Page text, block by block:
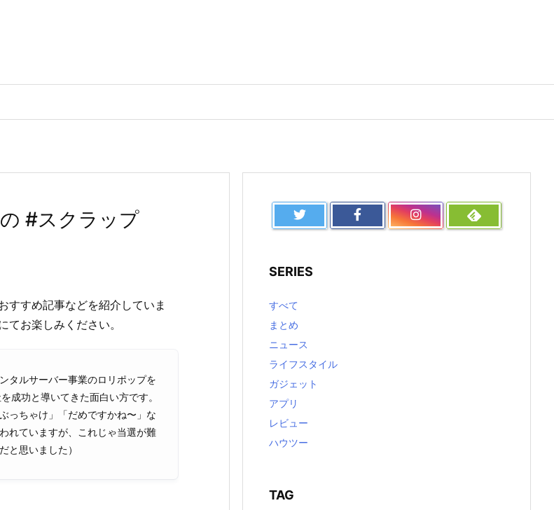
#スクラップ
すすめ記事などを紹介していま
てお楽しみください。
タルサーバー事業のロリポップを
成功と導いてきた面白い方です。
っちゃけ」「だめですかね〜」な
れていますが、これじゃ当選が難
と思いました）
SERIES
すべて
まとめ
ニュース
ライフスタイル
ガジェット
アプリ
レビュー
ハウツー
TAG